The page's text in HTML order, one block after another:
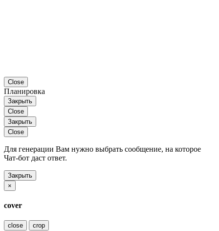
Close
Планировка
Закрыть
Close
Закрыть
Close
Для генерации Вам нужно выбрать сообщение, на которое
Чат-бот даст ответ.
Закрыть
×
cover
close crop